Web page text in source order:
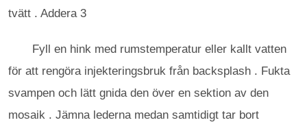
tvätt . Addera 3
Fyll en hink med rumstemperatur eller kallt vatten
för att rengöra injekteringsbruk från backsplash . Fukta
svampen och lätt gnida den över en sektion av den
mosaik . Jämna lederna medan samtidigt tar bort